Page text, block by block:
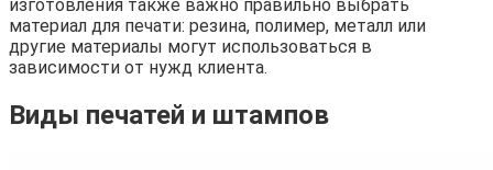
изготовления также важно правильно выбрать
материал для печати: резина, полимер, металл или
другие материалы могут использоваться в
зависимости от нужд клиента.
Виды печатей и штампов